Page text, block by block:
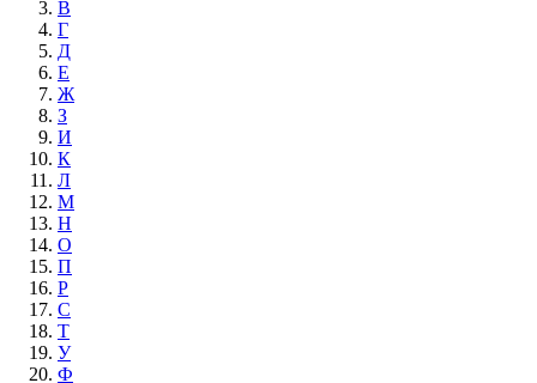
В
Г
Д
Е
Ж
З
И
К
Л
М
Н
О
П
Р
С
Т
У
Ф